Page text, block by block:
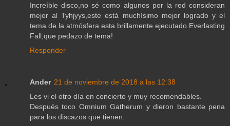
Increíble disco,no sé como algunos por la red consideran
mejor al Tyhjyys,este está muchísimo mejor logrado y el
tema de la atmósfera esta brillamente ejecutado.Everlasting
Fall,que pedazo de tema!
Responder
Ander 21 de noviembre de 2018 a las 12:38
Les vi el otro día en concierto y muy recomendables.
Después toco Omnium Gatherum y dieron bastante pena
para los discazos que tienen.